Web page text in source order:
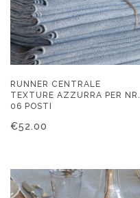
RUNNER CENTRALE
TEXTURE AZZURRA PER NR.
06 POSTI
€52.00